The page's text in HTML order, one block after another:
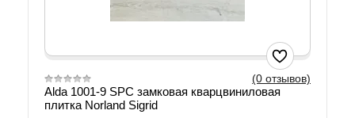
(0 отзывов)
Alda 1001-9 SPC замковая кварцвиниловая
плитка Norland Sigrid